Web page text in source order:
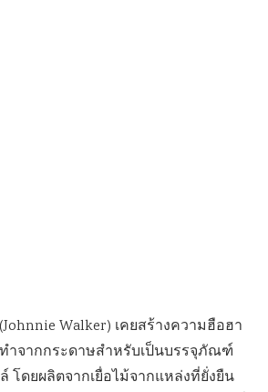
Walker) เคยสร้างความฮือฮา
ำจากกระดาษสำหรับเป็นบรรจุภัณฑ์
โดยผลิตจากเยื่อไม้จากแหล่งที่ยั่งยืน